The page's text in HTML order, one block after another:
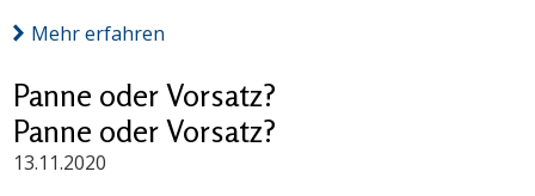
Mehr erfahren
Panne oder Vorsatz?
Panne oder Vorsatz?
13.11.2020